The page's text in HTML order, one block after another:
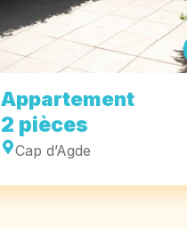
Appartement
2 pièces
Cap d’Agde